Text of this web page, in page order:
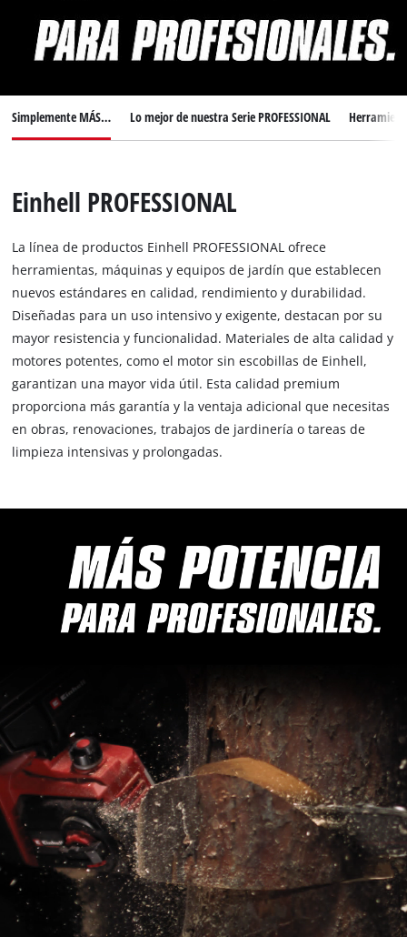
Simplemente MÁS… Lo mejor de nuestra Serie PROFESSIONAL
Einhell PROFESSIONAL
La línea de productos Einhell PROFESSIONAL ofrece
herramientas, máquinas y equipos de jardín que establecen
nuevos estándares en calidad, rendimiento y durabilidad.
Diseñadas para un uso intensivo y exigente, destacan por su
mayor resistencia y funcionalidad. Materiales de alta calidad y
motores potentes, como el motor sin escobillas de Einhell,
garantizan una mayor vida útil. Esta calidad premium
proporciona más garantía y la ventaja adicional que necesitas
en obras, renovaciones, trabajos de jardinería o tareas de
limpieza intensivas y prolongadas.